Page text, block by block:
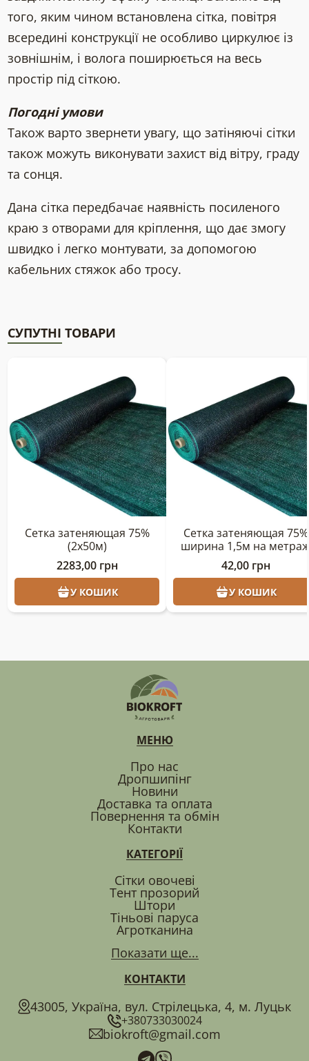
того, яким чином встановлена ​​сітка, повітря
всередині конструкції не особливо циркулює із
зовнішнім, і волога поширюється на весь
простір під сіткою.
Погодні умови
Також варто звернети увагу, що затіняючі сітки
також можуть виконувати захист від вітру, граду
та сонця.
Дана сітка передбачає наявність посиленого
краю з отворами для кріплення, що дає змогу
швидко і легко монтувати, за допомогою
кабельних стяжок або тросу.
СУПУТНІ ТОВАРИ
Сетка затеняющая 75%
(2х50м)
2283,00 грн
У КОШИК
Сетка затеняющая 75%
ширина 1,5м на
42,00 грн
У КОШИК
МЕНЮ
Про нас
Дропшипінг
Новини
Доставка та оплата
Повернення та обмін
Контакти
КАТЕГОРІЇ
Сітки овочеві
Тент прозорий
Штори
Тіньові паруса
Агротканина
Показати ще...
КОНТАКТИ
43005, Україна, вул. Стрілецька, 4, м. Луцьк
+380733030024
biokroft@gmail.com